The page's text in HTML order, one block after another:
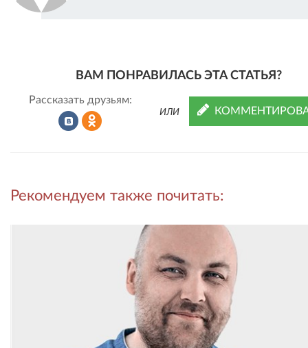
ВАМ ПОНРАВИЛАСЬ ЭТА СТАТЬЯ?
Рассказать друзьям:
во в
Одноклассниках
ИЛИ
Рекомендуем также почитать: